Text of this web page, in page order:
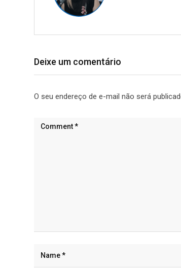
Deixe um comentário
O seu endereço de e-mail não será